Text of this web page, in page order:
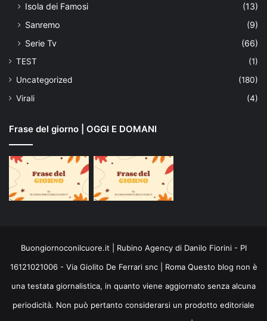
Isola dei Famosi
(13)
Sanremo
(9)
Serie Tv
(66)
TEST
(1)
Uncategorized
(180)
Virali
(4)
Frase del giorno | OGGI E DOMANI
Buongiornoconilcuore.it | Rubino Agency di Danilo Fiorini - PI
16121021006 - Via Giolito De Ferrari snc | Roma Questo blog non è
una testata giornalistica, in quanto viene aggiornato senza alcuna
periodicità. Non può pertanto considerarsi un prodotto editoriale